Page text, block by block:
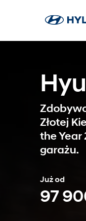
O
Złotej
the
garażu.
Już od
97